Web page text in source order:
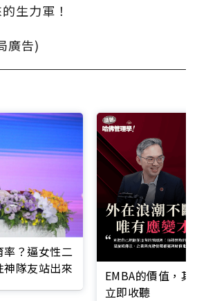
生力軍！
廣告)
？逼女性二
隊友站出來
EMBA的價值，
立即收聽